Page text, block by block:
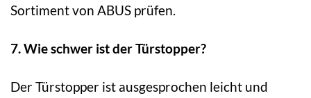
Sortiment von ABUS prüfen.
7. Wie schwer ist der Türstopper?
Der Türstopper ist ausgesprochen leicht und